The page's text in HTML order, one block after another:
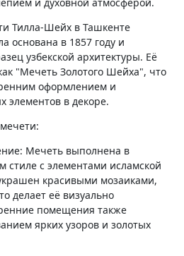
Тилла-Шейх в Ташкенте
основана в 1857 году и
узбекской архитектуры. Её
"Мечеть Золотого Шейха", что
оформлением и
элементов в декоре.
Мечеть выполнена в
стиле с элементами исламской
красивыми мозаиками,
делает её визуально
помещения также
ярких узоров и золотых